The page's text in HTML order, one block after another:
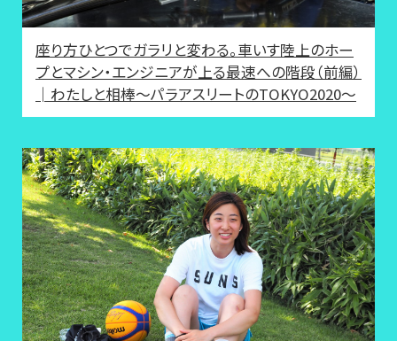
座り方ひとつでガラリと変わる。車いす陸上のホー
プとマシン・エンジニアが上る最速への階段（前編）
│わたしと相棒～パラアスリートのTOKYO2020～